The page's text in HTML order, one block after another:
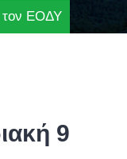
τον ΕΟΔΥ
9